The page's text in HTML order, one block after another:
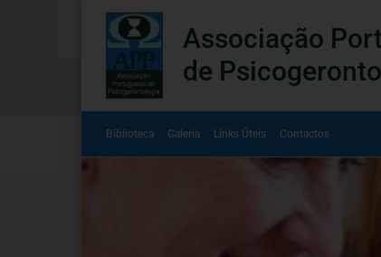
Associação
de
Biblioteca Galeria Links Úteis Contactos